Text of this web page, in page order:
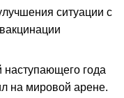
ситуации с
года
на мировой арене.